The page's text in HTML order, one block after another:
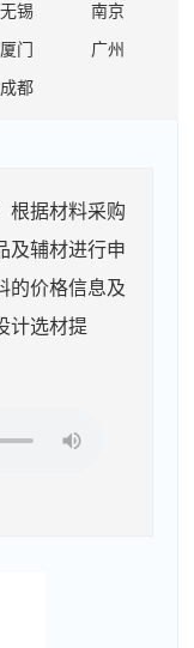
无锡
南京
厦门
广州
成都
根据材料采购
及辅材进行申
的价格信息及
计选材提